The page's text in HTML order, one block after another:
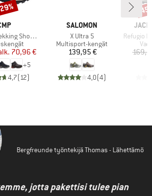
Waterproof
Hinta
Alennettu hinta
70,96 €
+5
4,7(12)
MERKKI
SALOMON
Tuote
X Ultra 5
Tuoteryhmä
Multisport-kengät
Hinta
139,95 €
4,0(4)
Tuote
Refugio
Bergfreunde työntekijä Thomas - Lähettämö
jotta pakettisi tulee pian